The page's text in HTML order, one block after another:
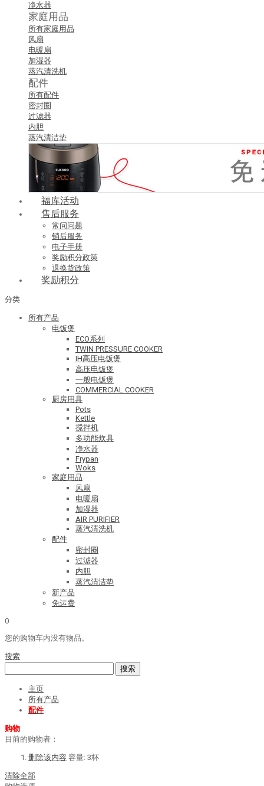
净水器
家庭用品
所有家庭用品
风扇
电暖扇
加湿器
蒸汽清洗机
配件
所有配件
密封圈
过滤器
内胆
蒸汽清洁垫
福库活动
售后服务
常问问题
销后服务
电子手册
奖励积分政策
退换货政策
奖励积分
分类
所有产品
电饭煲
ECO系列
TWIN PRESSURE COOKER
IH高压电饭煲
高压电饭煲
一般电饭煲
COMMERCIAL COOKER
厨房用具
Pots
Kettle
搅拌机
多功能炊具
净水器
Frypan
Woks
家庭用品
风扇
电暖扇
加湿器
AIR PURIFIER
蒸汽清洗机
配件
密封圈
过滤器
内胆
蒸汽清洁垫
新产品
免运费
0
您的购物车内没有物品。
搜索
搜索
主页
所有产品
配件
购物
目前的购物者：
删除该内容 容量: 3杯
清除全部